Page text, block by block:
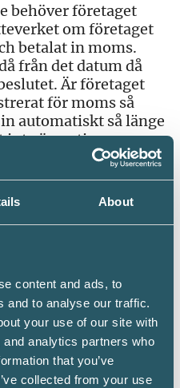
About
content and ads, to
and to analyse our traffic.
your use of our site with
analytics partners who
that you’ve
collected from your use
behöver företaget
om företaget
betalat in moms.
från det datum då
Är företaget
för moms så
automatiskt så länge
inte överstiger
överstiger
har ansökt
upphör
överskrids ska
den omsättning som
Det är viktigt
för moms
för ingående